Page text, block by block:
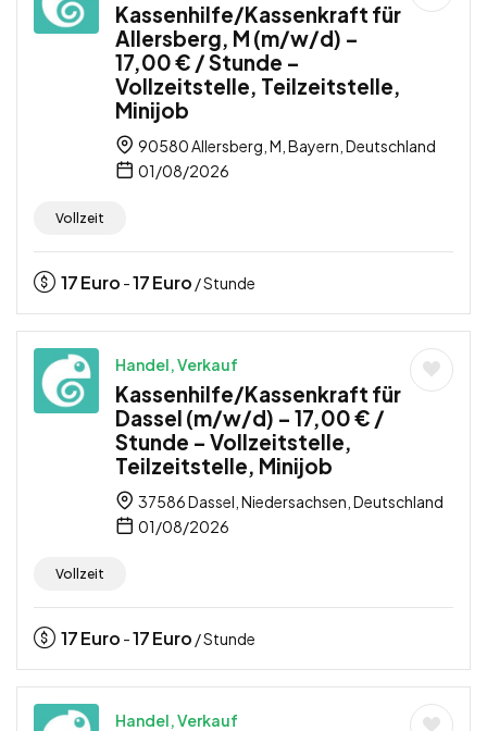
Kassenhilfe/Kassenkraft für
Allersberg, M (m/w/d) –
17,00 € / Stunde –
Vollzeitstelle, Teilzeitstelle,
Minijob
90580 Allersberg, M, Bayern, Deutschland
01/08/2026
Vollzeit
17Euro -17Euro / Stunde
Handel, Verkauf
Kassenhilfe/Kassenkraft für
Dassel (m/w/d) – 17,00 € /
Stunde – Vollzeitstelle,
Teilzeitstelle, Minijob
37586 Dassel, Niedersachsen, Deutschland
01/08/2026
Vollzeit
17Euro -17Euro / Stunde
Handel, Verkauf